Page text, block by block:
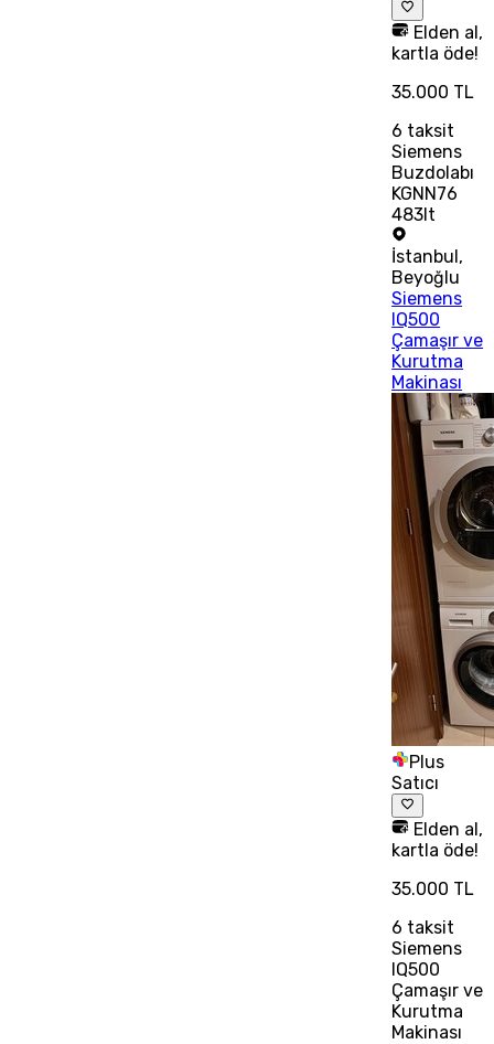
Elden al,
kartla öde!
35.000 TL
6 taksit
Siemens
Buzdolabı
KGNN76
483lt
İstanbul,
Beyoğlu
Siemens
IQ500
Çamaşır ve
Kurutma
Makinası
Plus
Satıcı
Elden al,
kartla öde!
35.000 TL
6 taksit
Siemens
IQ500
Çamaşır ve
Kurutma
Makinası